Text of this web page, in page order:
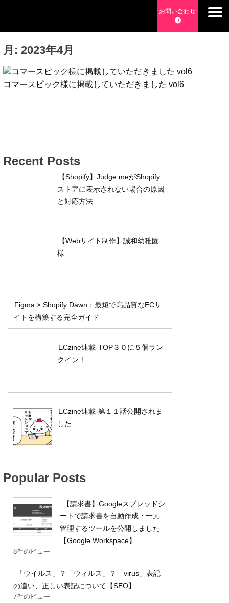
content
ムページ制作・Web開発・アプリ開発・コーチング チョッピ
ーデイズ ChoppyDays
お問い合わせ
月: 2023年4月
コマースピック様に掲載していただきました vol6
Recent Posts
【Shopify】Judge.meがShopify
ストアに表示されない場合の原因
と対応方法
【Webサイト制作】誠和幼稚園
様
Figma × Shopify Dawn：最短で高品質なECサ
イトを構築する完全ガイド
ECzine連載-TOP３０に５個ラン
クイン！
ECzine連載-第１１話公開されま
した
Popular Posts
【請求書】Googleスプレッドシ
ートで請求書を自動作成・一元
管理するツールを公開しました
【Google Workspace】
8件のビュー
「ウイルス」？「ウィルス」？「virus」表記
の違い、正しい表記について【SEO】
7件のビュー